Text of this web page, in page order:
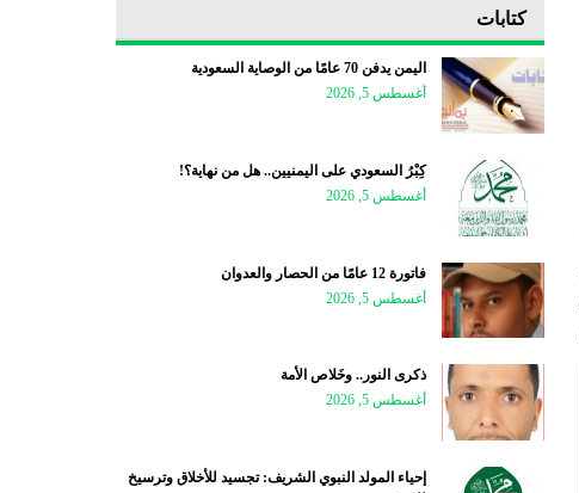
كتابات
اليمن يدفن 70 عامًا من الوصاية السعودية
أغسطس 5, 2026
كِبْرُ السعودي على اليمنيين.. هل من نهاية؟!
أغسطس 5, 2026
فاتورة 12 عامًا من الحصار والعدوان
أغسطس 5, 2026
ذكرى النور.. وخَلاص الأمة
أغسطس 5, 2026
إحياء المولد النبوي الشريف: تجسيد للأخلاق وترسيخ